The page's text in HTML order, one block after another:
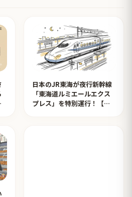
日本のJR東海が夜行新幹線
「東海道ルミエールエクス
プレス」を特別運行！【タ